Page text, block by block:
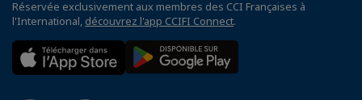
Réservée exclusivement aux membres des CCI Françaises à
l'International, découvrez l'app CCIFI Connect.